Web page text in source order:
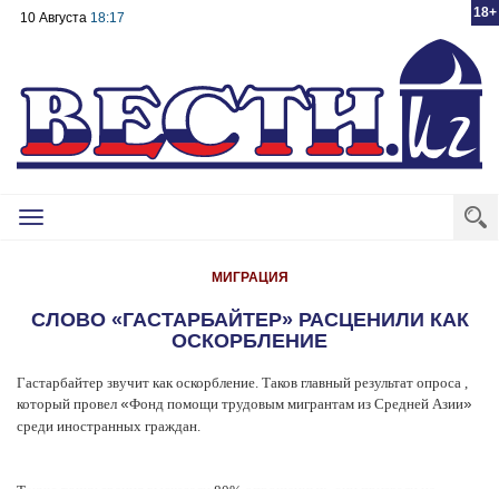
18+
10 Августа 18:17
Toggle
МИГРАЦИЯ
СЛОВО «ГАСТАРБАЙТЕР» РАСЦЕНИЛИ КАК
ОСКОРБЛЕНИЕ
Гастарбайтер звучит как оскорбление. Таков главный результат опроса ,
который провел «Фонд помощи трудовым мигрантам из Средней Азии»
среди иностранных граждан.